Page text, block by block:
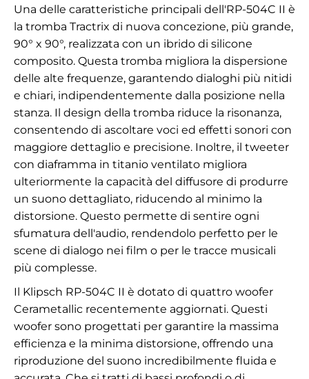
Una delle caratteristiche principali dell'RP-504C II è
la tromba Tractrix di nuova concezione, più grande,
90° x 90°, realizzata con un ibrido di silicone
composito. Questa tromba migliora la dispersione
delle alte frequenze, garantendo dialoghi più nitidi
e chiari, indipendentemente dalla posizione nella
stanza. Il design della tromba riduce la risonanza,
consentendo di ascoltare voci ed effetti sonori con
maggiore dettaglio e precisione. Inoltre, il tweeter
con diaframma in titanio ventilato migliora
ulteriormente la capacità del diffusore di produrre
un suono dettagliato, riducendo al minimo la
distorsione. Questo permette di sentire ogni
sfumatura dell'audio, rendendolo perfetto per le
scene di dialogo nei film o per le tracce musicali
più complesse.
Il Klipsch RP-504C II è dotato di quattro woofer
Cerametallic recentemente aggiornati. Questi
woofer sono progettati per garantire la massima
efficienza e la minima distorsione, offrendo una
riproduzione del suono incredibilmente fluida e